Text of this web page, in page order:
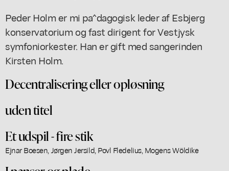
Peder Holm er mi pa^dagogisk leder af Esbjerg
konservatorium og fast dirigent for Vestjysk
symfoniorkester. Han er gift med sangerinden
Kirsten Holm.
Decentralisering eller opløsning
uden titel
Et udspil - fire stik
Ejnar Boesen, Jørgen Jersild, Povl Fledelius, Mogens Wöldike